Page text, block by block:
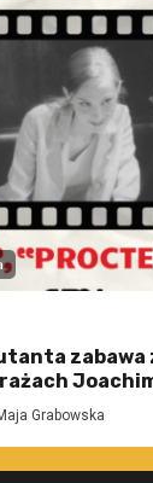
zabawa
Grabowska